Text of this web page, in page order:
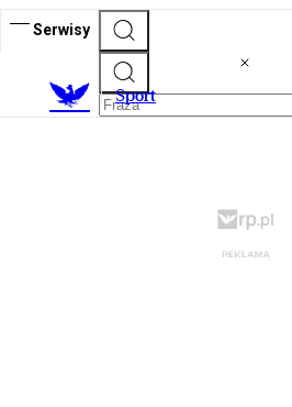
Serwisy
Sport